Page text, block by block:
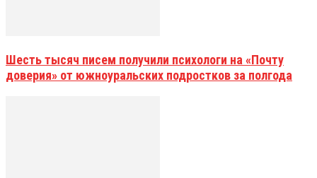
Шесть тысяч писем получили психологи на «Почту
доверия» от южноуральских подростков за полгода